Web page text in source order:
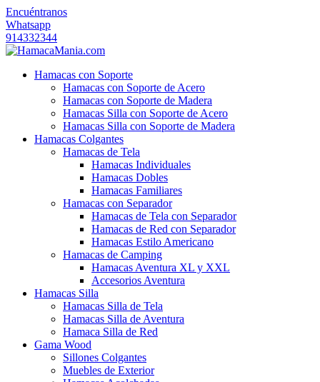
Encuéntranos
Whatsapp
914332344
Hamacas con Soporte
Hamacas con Soporte de Acero
Hamacas con Soporte de Madera
Hamacas Silla con Soporte de Acero
Hamacas Silla con Soporte de Madera
Hamacas Colgantes
Hamacas de Tela
Hamacas Individuales
Hamacas Dobles
Hamacas Familiares
Hamacas con Separador
Hamacas de Tela con Separador
Hamacas de Red con Separador
Hamacas Estilo Americano
Hamacas de Camping
Hamacas Aventura XL y XXL
Accesorios Aventura
Hamacas Silla
Hamacas Silla de Tela
Hamacas Silla de Aventura
Hamaca Silla de Red
Gama Wood
Sillones Colgantes
Muebles de Exterior